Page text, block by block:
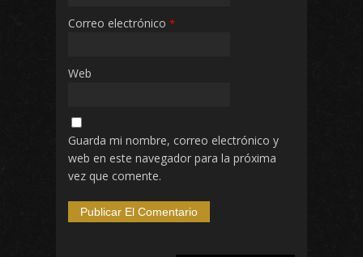
Correo electrónico *
Web
Guarda mi nombre, correo electrónico y
web en este navegador para la próxima
vez que comente.